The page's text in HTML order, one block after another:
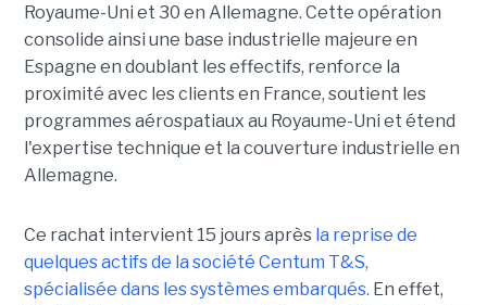
Royaume-Uni et 30 en Allemagne. Cette opération
consolide ainsi une base industrielle majeure en
Espagne en doublant les effectifs, renforce la
proximité avec les clients en France, soutient les
programmes aérospatiaux au Royaume-Uni et étend
l'expertise technique et la couverture industrielle en
Allemagne.
Ce rachat intervient 15 jours après la reprise de
quelques actifs de la société Centum T&S,
spécialisée dans les systèmes embarqués. En effet,